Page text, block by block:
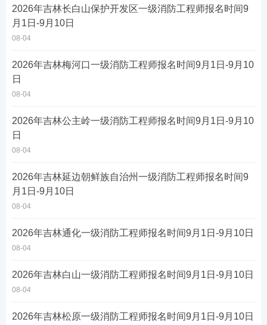
2026年吉林长白山保护开发区一级消防工程师报名时间9
月1日-9月10日
08-04
2026年吉林梅河口一级消防工程师报名时间9月1日-9月10
日
08-04
2026年吉林公主岭一级消防工程师报名时间9月1日-9月10
日
08-04
2026年吉林延边朝鲜族自治州一级消防工程师报名时间9
月1日-9月10日
08-04
2026年吉林通化一级消防工程师报名时间9月1日-9月10日
08-04
2026年吉林白山一级消防工程师报名时间9月1日-9月10日
08-04
2026年吉林松原一级消防工程师报名时间9月1日-9月10日